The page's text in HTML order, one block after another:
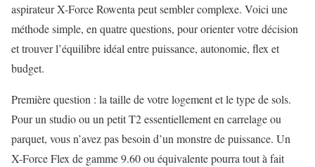
aspirateur X-Force Rowenta peut sembler complexe. Voici une
méthode simple, en quatre questions, pour orienter votre décision
et trouver l’équilibre idéal entre puissance, autonomie, flex et
budget.
Première question : la taille de votre logement et le type de sols.
Pour un studio ou un petit T2 essentiellement en carrelage ou
parquet, vous n’avez pas besoin d’un monstre de puissance. Un
X-Force Flex de gamme 9.60 ou équivalente pourra tout à fait